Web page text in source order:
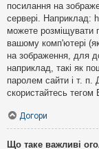
посилання на
сервері. Наприклад:
можете розміщувати
вашому комп'ютері
на зображення, для
наприклад, такі як
паролем сайти і т. п.
скористайтесь тегом
Догори
Що таке важливі